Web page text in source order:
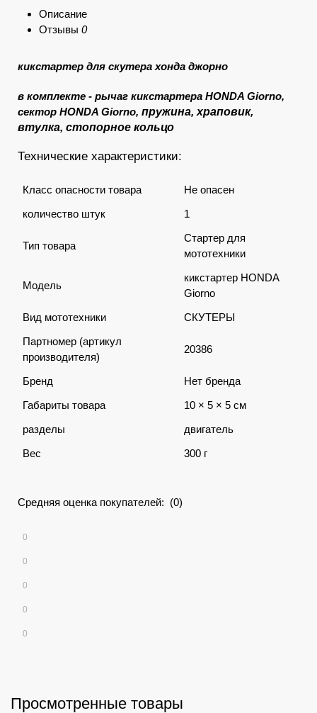
Описание
Отзывы 0
кикстартер для скутера хонда джорно
в комплекте - рычаг кикстартера HONDA Giorno,
сектор HONDA Giorno, пружина, храповик,
втулка, стопорное кольцо
Технические характеристики:
Класс опасности товара
Не опасен
количество штук
1
Тип товара
Стартер для
мототехники
Модель
кикстартер HONDA
Giorno
Вид мототехники
СКУТЕРЫ
Партномер (артикул
производителя)
20386
Бренд
Нет бренда
Габариты товара
10 × 5 × 5 см
разделы
двигатель
Вес
300 г
Средняя оценка покупателей: (0)
0
0
0
0
0
Просмотренные товары